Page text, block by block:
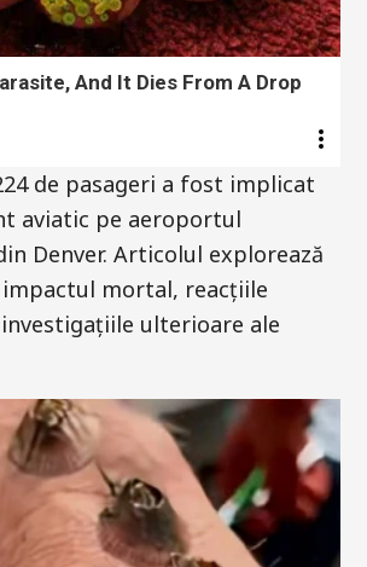
And It Dies From A Drop
de pasageri a fost implicat
aviatic pe aeroportul
Denver. Articolul explorează
mortal, reacțiile
ulterioare ale